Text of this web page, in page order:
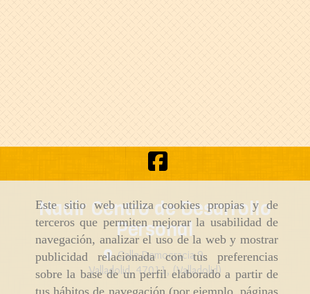
Este sitio web utiliza cookies propias y de
terceros que permiten mejorar la usabilidad de
navegación, analizar el uso de la web y mostrar
publicidad relacionada con tus preferencias
sobre la base de un perfil elaborado a partir de
Nadir Centro de Desarrollo
Personal
Calle Democracia 9,
Valladolid,47011, (Valladolid)